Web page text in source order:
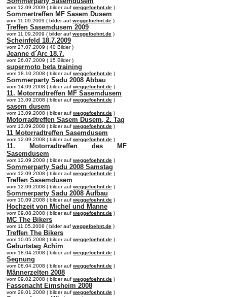
vom 12.09.2009 ( bilder auf weggefoehnt.de )
Sommertreffen MF Sasem Dusem
vom 11.09.2009 ( bilder auf weggefoehnt.de )
Treffen Sasemdusem 2009
vom 11.09.2009 ( bilder auf weggefoehnt.de )
Scheinfeld 18.7.2009
vom 27.07.2009 ( 40 Bilder )
Jeanne d´Arc 18.7.
vom 26.07.2009 ( 15 Bilder )
supermoto beta training
vom 18.10.2008 ( bilder auf weggefoehnt.de )
Sommerparty Sadu 2008 Abbau
vom 14.09.2008 ( bilder auf weggefoehnt.de )
11. Motorradtreffen MF Sasemdusem
vom 13.09.2008 ( bilder auf weggefoehnt.de )
sasem dusem
vom 13.09.2008 ( bilder auf weggefoehnt.de )
Motorradtreffen Sasem Dusem, 2. Tag
vom 13.09.2008 ( bilder auf weggefoehnt.de )
11 Motorradtreffen Sasemdusem
vom 12.09.2008 ( bilder auf weggefoehnt.de )
11. Motorradtreffen des MF
Sasemdusem
vom 12.09.2008 ( bilder auf weggefoehnt.de )
Sommerparty Sadu 2008 Samstag
vom 12.09.2008 ( bilder auf weggefoehnt.de )
Treffen Sasemdusem
vom 12.09.2008 ( bilder auf weggefoehnt.de )
Sommerparty Sadu 2008 Aufbau
vom 10.09.2008 ( bilder auf weggefoehnt.de )
Hochzeit von Michel und Manne
vom 09.08.2008 ( bilder auf weggefoehnt.de )
MC The Bikers
vom 11.05.2008 ( bilder auf weggefoehnt.de )
Treffen The Bikers
vom 10.05.2008 ( bilder auf weggefoehnt.de )
Geburtstag Achim
vom 18.04.2008 ( bilder auf weggefoehnt.de )
Segnung
vom 08.04.2008 ( bilder auf weggefoehnt.de )
Männerzelten 2008
vom 09.02.2008 ( bilder auf weggefoehnt.de )
Fassenacht Eimsheim 2008
vom 29.01.2008 ( bilder auf weggefoehnt.de )